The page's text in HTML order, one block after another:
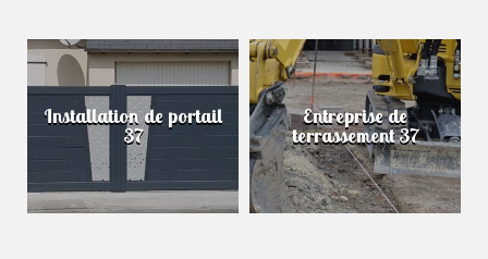
Installation de portail
37
Entreprise de
terrassement 37